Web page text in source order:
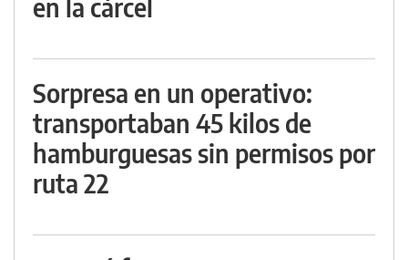
en la cárcel
Sorpresa en un operativo:
transportaban 45 kilos de
hamburguesas sin permisos por
ruta 22